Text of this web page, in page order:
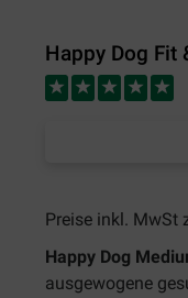
Happy Dog
Preise inkl. MwSt
Happy Dog
ausgewogene